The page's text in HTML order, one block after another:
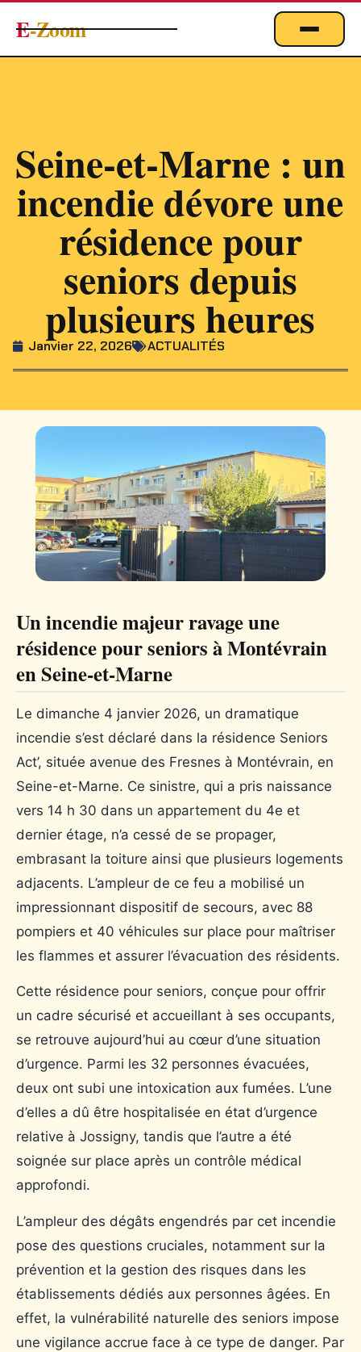
E-Zoom
EMPLOI
MARKETING & DIGITAL
TECHNOLOGIE
À PROPOS
Seine-et-Marne : un
incendie dévore une
résidence pour
seniors depuis
plusieurs heures
Janvier 22, 2026 ACTUALITÉS
Un incendie majeur ravage une
résidence pour seniors à Montévrain
en Seine-et-Marne
Le dimanche 4 janvier 2026, un dramatique
incendie s’est déclaré dans la résidence Seniors
Act’, située avenue des Fresnes à Montévrain, en
Seine-et-Marne. Ce sinistre, qui a pris naissance
vers 14 h 30 dans un appartement du 4e et
dernier étage, n’a cessé de se propager,
embrasant la toiture ainsi que plusieurs logements
adjacents. L’ampleur de ce feu a mobilisé un
impressionnant dispositif de secours, avec 88
pompiers et 40 véhicules sur place pour maîtriser
les flammes et assurer l’évacuation des résidents.
Cette résidence pour seniors, conçue pour offrir
un cadre sécurisé et accueillant à ses occupants,
se retrouve aujourd’hui au cœur d’une situation
d’urgence. Parmi les 32 personnes évacuées,
deux ont subi une intoxication aux fumées. L’une
d’elles a dû être hospitalisée en état d’urgence
relative à Jossigny, tandis que l’autre a été
soignée sur place après un contrôle médical
approfondi.
L’ampleur des dégâts engendrés par cet incendie
pose des questions cruciales, notamment sur la
prévention et la gestion des risques dans les
établissements dédiés aux personnes âgées. En
effet, la vulnérabilité naturelle des seniors impose
une vigilance accrue face à ce type de danger. Par